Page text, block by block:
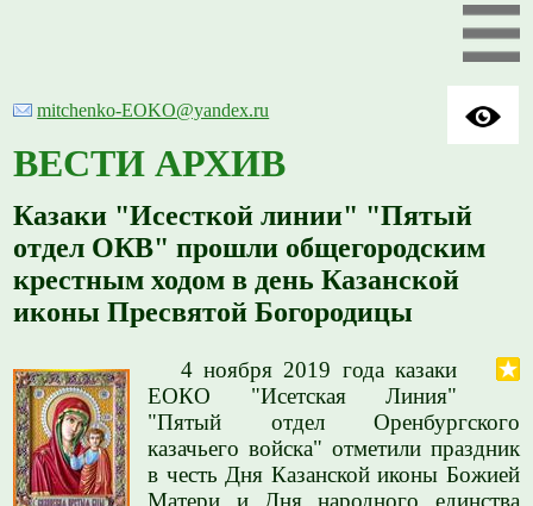
mitchenko-EOKO@yandex.ru
ВЕСТИ АРХИВ
Казаки "Исесткой линии" "Пятый
отдел ОКВ" прошли общегородским
крестным ходом в день Казанской
иконы Пресвятой Богородицы
4 ноября 2019 года казаки
ЕОКО "Исетская Линия"
"Пятый отдел Оренбургского
казачьего войска" отметили праздник
в честь Дня Казанской иконы Божией
Матери и Дня народного единства